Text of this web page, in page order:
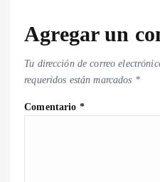
Agregar un
Tu dirección de correo
requeridos están marcados *
Comentario *